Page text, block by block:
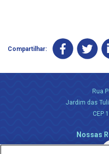
Compartilhar:
Rua
Jardim das
CEP
Nossas